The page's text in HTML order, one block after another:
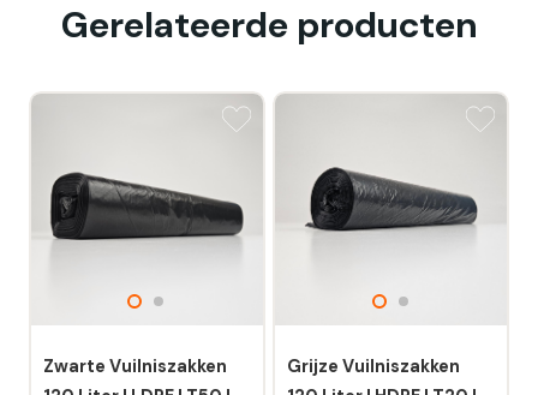
Gerelateerde producten
Zwarte Vuilniszakken
Grijze Vuilniszakken